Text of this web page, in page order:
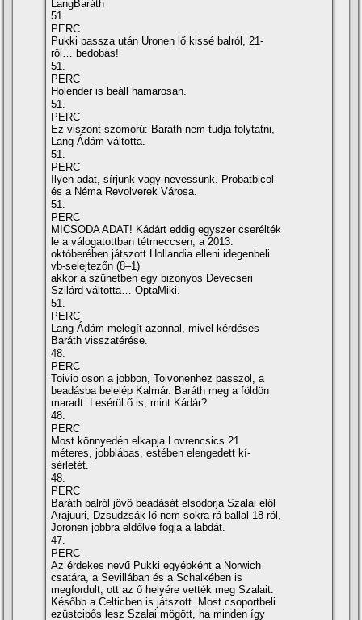
LangBaráth
51.
PERC
Pukki passza után Uronen lő kissé balról, 21-
ről… bedobás!
51.
PERC
Holender is beáll hamarosan.
51.
PERC
Ez viszont szomorú: Baráth nem tudja folytatni,
Lang Ádám váltotta.
51.
PERC
Ilyen adat, sí­rjunk vagy nevessünk. Probatbicol
és a Néma Revolverek Városa.
51.
PERC
MICSODA ADAT! Kádárt eddig egyszer cserélték
le a válogatottban tétmeccsen, a 2013.
októberében játszott Hollandia elleni idegenbeli
vb-selejtezőn (8–1)
akkor a szünetben egy bizonyos Devecseri
Szilárd váltotta… OptaMiki.
51.
PERC
Lang Ádám melegí­t azonnal, mivel kérdéses
Baráth visszatérése.
48.
PERC
Toivio oson a jobbon, Toivonenhez passzol, a
beadásba belelép Kalmár. Baráth meg a földön
maradt. Lesérül ő is, mint Kádár?
48.
PERC
Most könnyedén elkapja Lovrencsics 21
méteres, jobblábas, estében elengedett kí­
sérletét.
48.
PERC
Baráth balról jövő beadását elsodorja Szalai elől
Arajuuri, Dzsudzsák lő nem sokra rá ballal 18-ról,
Joronen jobbra eldőlve fogja a labdát.
47.
PERC
Az érdekes nevű Pukki egyébként a Norwich
csatára, a Sevillában és a Schalkében is
megfordult, ott az ő helyére vették meg Szalait.
Később a Celticben is játszott. Most csoportbeli
ezüstcipős lesz Szalai mögött, ha minden í­gy